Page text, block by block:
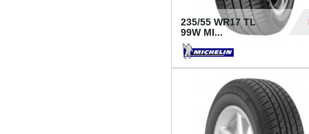
235/55 WR17 TL
99W MI...